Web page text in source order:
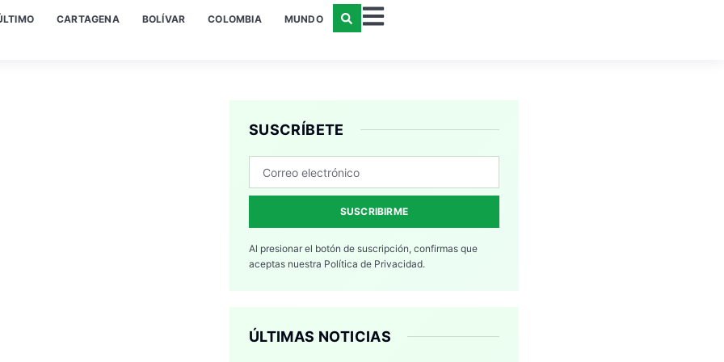
CARTAGENA BOLÍVAR COLOMBIA MUNDO
SUSCRÍBETE
SUSCRIBIRME
Al presionar el botón de suscripción, confirmas que
aceptas nuestra Política de Privacidad.
ÚLTIMAS NOTICIAS